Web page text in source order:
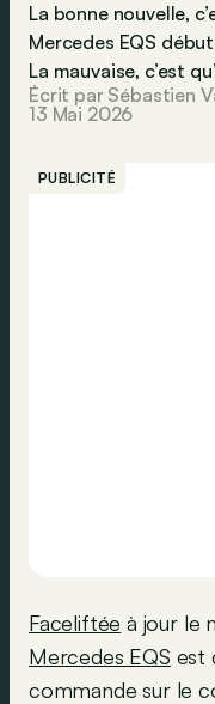
La bonne nouvelle,
Mercedes EQS
La mauvaise, c’est
Écrit par Sébastien
13 Mai 2026
PUBLICITÉ
Faceliftée à jour le
Mercedes EQS est
commande sur le